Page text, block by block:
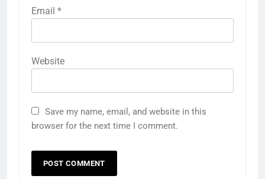
Email *
Website
Save my name, email, and website in this
browser for the next time I comment.